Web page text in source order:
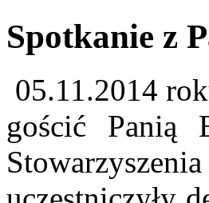
Spotkanie z
05.11.2014
gościć Panią